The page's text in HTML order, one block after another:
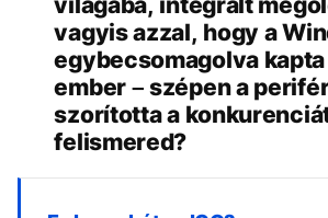
vagyis azzal, hogy a
egybecsomagolva
ember – szépen a
szorította a
felismered?